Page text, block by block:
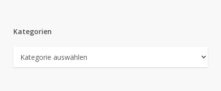
Kategorien
Kategorien